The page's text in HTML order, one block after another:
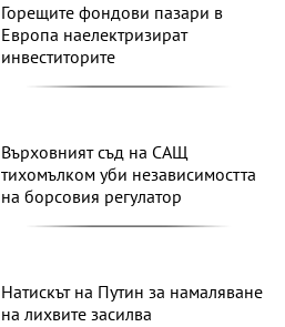
Горещите фондови пазари в
Европа наелектризират
инвеститорите
Върховният съд на САЩ
тихомълком уби независимостта
на борсовия регулатор
Натискът на Путин за намаляване
на лихвите засилва